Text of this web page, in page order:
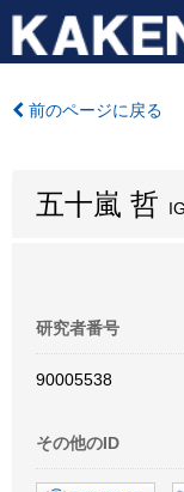
前のページに戻る
五十嵐 哲
研究者番号
90005538
その他のID